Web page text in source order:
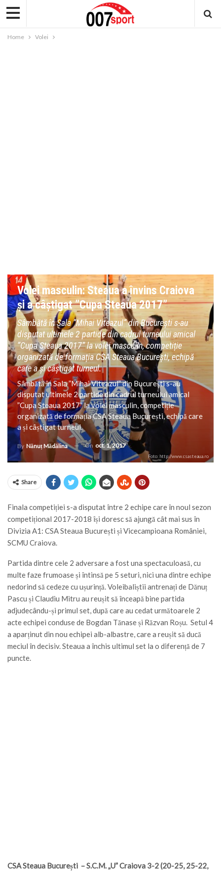
Home Volei
Volei masculin: Steaua a învins Craiova
și a câștigat ”Cupa Steaua 2017”
Sâmbătă în Sala ”Mihai Viteazul” din București s-au
disputat ultimele 2 partide din cadrul turneului amical
”Cupa Steaua 2017” la volei masculin, competiție
organizată de formația CSA Steaua București, echipă
care a și câștigat turneul.
Sâmbătă în Sala ”Mihai Viteazul” din București s-au
disputat ultimele 2 partide din cadrul turneului amical
”Cupa Steaua 2017” la volei masculin, competiție
organizată de formația CSA Steaua București, echipă care
a și câștigat turneul.
By Nănuț Mădălina On oct. 1, 2017
Foto: http://www.csasteaua.ro
Share
Finala competiției s-a disputat între 2 echipe care în noul sezon
competițional 2017-2018 își doresc să ajungă cât mai sus în
Divizia A1: CSA Steaua București și Vicecampioana României,
SCMU Craiova.
Partida dintre cele 2 adversare a fost una spectaculoasă, cu
multe faze frumoase și întinsă pe 5 seturi, nici una dintre echipe
nedorind să cedeze cu ușurință. Voleibaliștii antrenați de Dănuț
Pascu și Claudiu Mitru au reușit să înceapă bine partida
adjudecându-și primul set, după care au cedat următoarele 2
acte echipei conduse de Bogdan Tănase și Răzvan Roșu. Setul 4
a aparținut din nou echipei alb-albastre, care a reușit să ducă
meciul în decisiv. Steaua a închis ultimul set la o diferență de 7
puncte.
CSA Steaua București – S.C.M. „U” Craiova 3-2 (20-25, 25-22,